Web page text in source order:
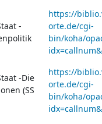
-
https://
orte.de/cgi-
bin/koha/
-Die
(SS
https://
orte.de/cgi-
bin/koha/